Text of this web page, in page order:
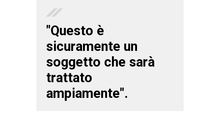
"Questo è
sicuramente un
soggetto che sarà
trattato
ampiamente".